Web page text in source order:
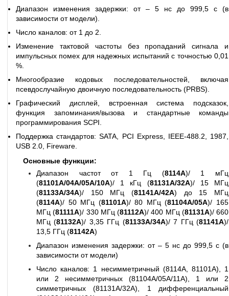
Диапазон изменения задержки: от – 5 нс до 999,5 с (в
зависимости от модели).
Число каналов: от 1 до 2.
Изменение тактовой частоты без пропаданий сигнала и
импульсных помех для надежных испытаний с точностью 0,01
%.
Многообразие кодовых последовательностей, включая
псевдослучайную двоичную последовательность (PRBS).
Графический дисплей, встроенная система подсказок,
функция запоминания/вызова и стандартные команды
программирования SСPI.
Поддержка стандартов: SATA, PCI Express, IEEE-488.2, 1987,
USB 2.0, Fireware.
Основные функции:
Диапазон частот от 1 Гц (8114А)/ 1 мГц
(81101А/04А/05А/10А)/ 1 кГц (81131А/32А)/ 15 МГц
(81133А/34А)/ 150 МГц (81141А/42А) до 15 МГц
(8114А)/ 50 МГц (81101А)/ 80 МГц (81104А/05А)/ 165
МГц (81111А)/ 330 МГц (81112А)/ 400 МГц (81131А)/ 660
МГц (81132А)/ 3,35 ГГц (81133А/34А)/ 7 ГГц (81141А)/
13,5 ГГц (81142А)
Диапазон изменения задержки: от – 5 нс до 999,5 с (в
зависимости от модели)
Число каналов: 1 несимметричный (8114А, 81101А), 1
или 2 несимметричных (81104А/05А/11А), 1 или 2
симметричных (81131А/32А), 1 дифференциальный